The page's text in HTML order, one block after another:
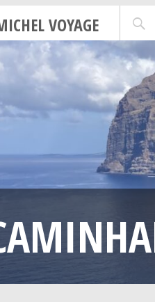
VOYAGE